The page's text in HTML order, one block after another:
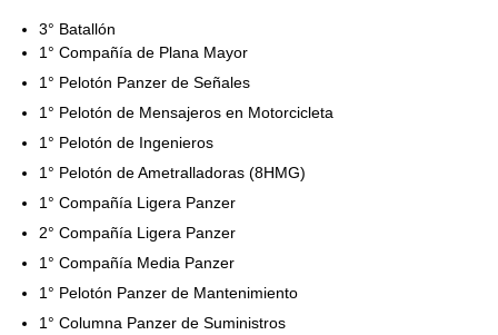
3° Batallón
1° Compañía de Plana Mayor
1° Pelotón Panzer de Señales
1° Pelotón de Mensajeros en Motorcicleta
1° Pelotón de Ingenieros
1° Pelotón de Ametralladoras (8HMG)
1° Compañía Ligera Panzer
2° Compañía Ligera Panzer
1° Compañía Media Panzer
1° Pelotón Panzer de Mantenimiento
1° Columna Panzer de Suministros